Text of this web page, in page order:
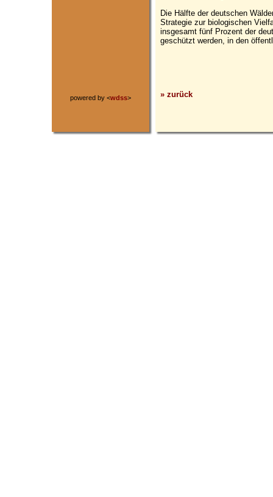
powered by <wdss>
Die Hälfte der deutschen
Strategie zur biologischen
insgesamt fünf Prozent der
geschützt werden, in den
» zurück